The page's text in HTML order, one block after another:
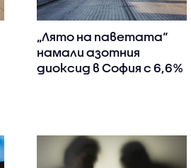
„Лято на паветата“
намали азотния
диоксид в София с 6,6%